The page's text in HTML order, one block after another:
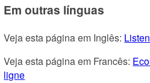
Em outras línguas
Veja esta página em Inglês:
Veja esta página em Francês:
ligne